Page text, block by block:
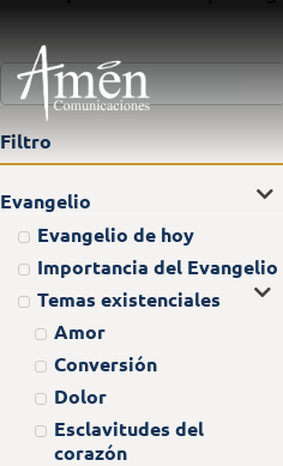
Filtro
Evangelio
Evangelio de hoy
Importancia del Evangelio
Temas existenciales
Amor
Conversión
Dolor
Esclavitudes del
corazón